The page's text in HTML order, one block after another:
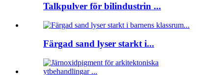
Talkpulver för bilindustrin ...
Färgad sand lyser starkt i...